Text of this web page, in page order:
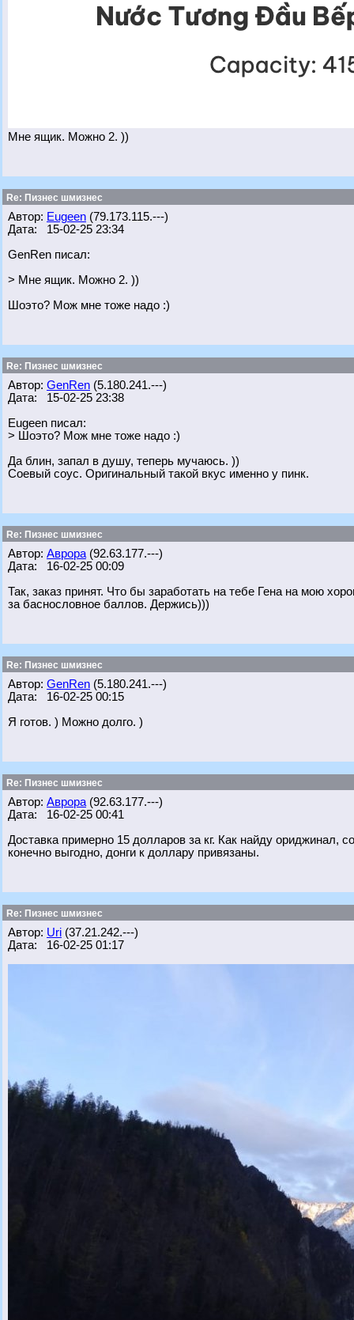
Мне ящик. Можно 2. ))
Re: Пизнес шмизнес
Автор: Eugeen (79.173.115.---)
Дата: 15-02-25 23:34
GenRen писал:
> Мне ящик. Можно 2. ))
Шоэто? Мож мне тоже надо :)
Re: Пизнес шмизнес
Автор: GenRen (5.180.241.---)
Дата: 15-02-25 23:38
Eugeen писал:
> Шоэто? Мож мне тоже надо :)
Да блин, запал в душу, теперь мучаюсь. ))
Соевый соус. Оригинальный такой вкус именно у пинк.
Re: Пизнес шмизнес
Автор: Аврора (92.63.177.---)
Дата: 16-02-25 00:09
Так, заказ принят. Что бы заработать на тебе Гена на мою
за баснословное баллов. Держись)))
Re: Пизнес шмизнес
Автор: GenRen (5.180.241.---)
Дата: 16-02-25 00:15
Я готов. ) Можно долго. )
Re: Пизнес шмизнес
Автор: Аврора (92.63.177.---)
Дата: 16-02-25 00:41
Доставка примерно 15 долларов за кг. Как найду ориджинал,
конечно выгодно, донги к доллару привязаны.
Re: Пизнес шмизнес
Автор: Uri (37.21.242.---)
Дата: 16-02-25 01:17